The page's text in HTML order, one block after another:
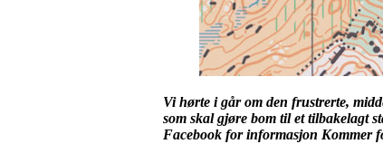
Vi hørte i går om den frustrerte,
som skal gjøre bom til et tilbakelagt
Facebook for informasjon Kommer